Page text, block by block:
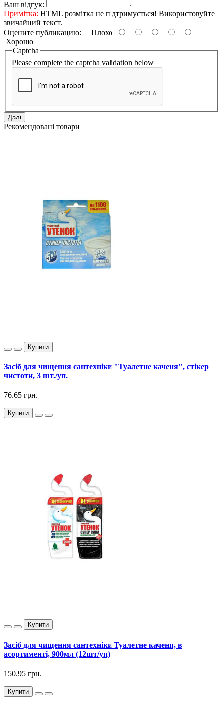
Ваш відгук:
Примітка: HTML розмітка не підтримується! Використовуйте
звичайний текст.
Оцените публикацию:
Плохо
Хорошо
Captcha
Please complete the captcha validation below
Далі
Рекомендовані товари
Купити
Засіб для чищення сантехніки "Туалетне каченя", стікер
чистоти, 3 шт./уп.
76.65 грн.
Купити
Купити
Засіб для чищення сантехніки Туалетне каченя, в
асортименті, 900мл (12шт/уп)
150.95 грн.
Купити